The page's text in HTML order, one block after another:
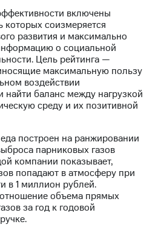
включены
которых соизмеряется
развития и максимально
о социальной
Цель рейтинга —
максимальную пользу
воздействии
баланс между нагрузкой
среду и их позитивной
построен на ранжировании
парниковых газов
компании показывает,
попадают в атмосферу при
в 1 миллион рублей.
объема прямых
за год к годовой